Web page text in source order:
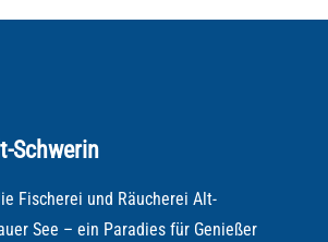
Schwerin
Fischerei und Räucherei Alt-
See – ein Paradies für Genießer